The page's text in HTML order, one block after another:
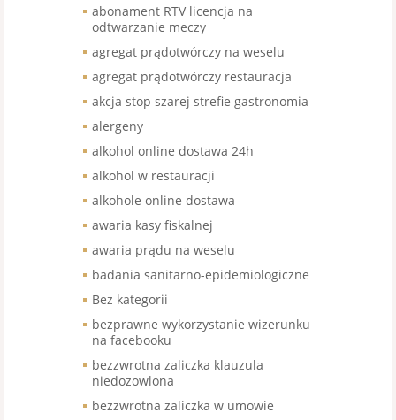
abonament RTV licencja na
odtwarzanie meczy
agregat prądotwórczy na weselu
agregat prądotwórczy restauracja
akcja stop szarej strefie gastronomia
alergeny
alkohol online dostawa 24h
alkohol w restauracji
alkohole online dostawa
awaria kasy fiskalnej
awaria prądu na weselu
badania sanitarno-epidemiologiczne
Bez kategorii
bezprawne wykorzystanie wizerunku
na facebooku
bezzwrotna zaliczka klauzula
niedozowlona
bezzwrotna zaliczka w umowie